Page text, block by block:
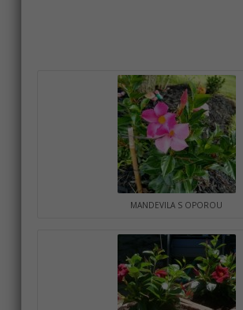
MANDEVILA S OPOROU